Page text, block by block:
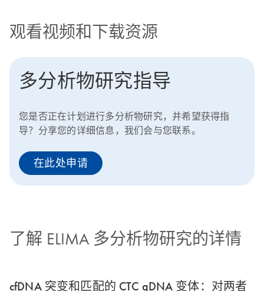
观看视频和下载资源
多分析物研究指导
您是否正在计划进行多分析物研究，并希望获得指
导？分享您的详细信息，我们会与您联系。
在此处申请
了解 ELIMA 多分析物研究的详情
cfDNA 突变和匹配的 CTC gDNA 变体：对两者